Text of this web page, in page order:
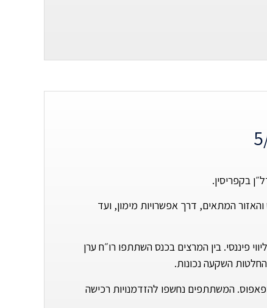
המתאים, דרך אפשרויות מימון, ועד
פיננסי. בין המרצים בכנס השתתפו רו״ח ערן
המשתתפים נחשפו להזדמנויות רכישה